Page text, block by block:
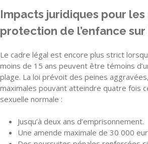
Impacts juridiques pour
protection de l’enfance
Le cadre légal est encore plus strict
moins de 15 ans peuvent être témoins
plage. La loi prévoit des peines
maximales pouvant atteindre quatre fois
sexuelle normale :
Jusqu’à deux ans d’emprisonnement.
Une amende maximale de 30 000